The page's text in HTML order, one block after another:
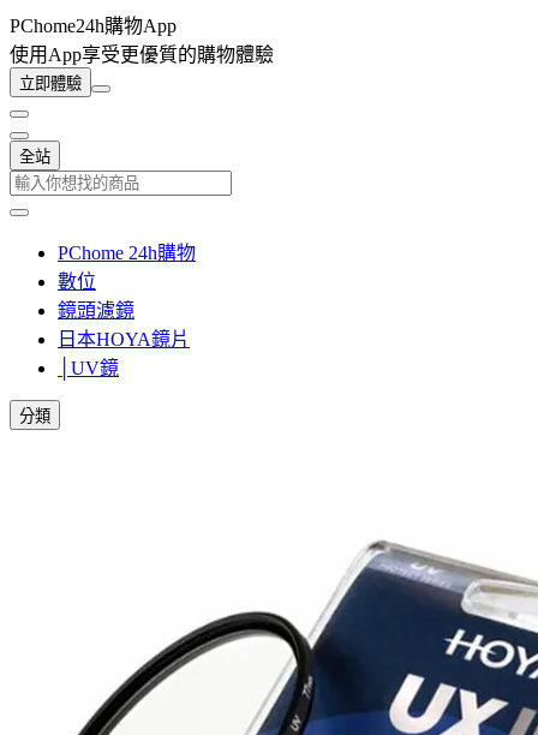
PChome24h購物App
使用App享受更優質的購物體驗
立即體驗
全站
PChome 24h購物
數位
鏡頭濾鏡
日本HOYA鏡片
│UV鏡
分類